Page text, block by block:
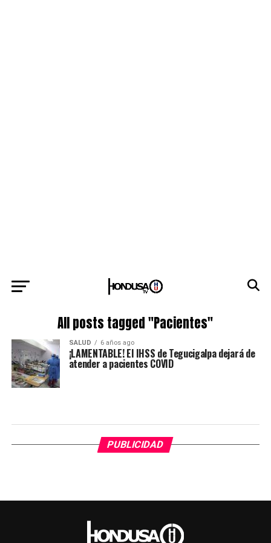
All posts tagged "Pacientes"
SALUD 6 años ago
¡LAMENTABLE! El IHSS de Tegucigalpa dejará de
atender a pacientes COVID
PUBLICIDAD